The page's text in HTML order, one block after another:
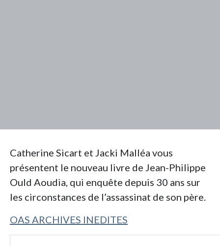
Catherine Sicart et Jacki Malléa vous
présentent le nouveau livre de Jean-Philippe
Ould Aoudia, qui enquête depuis 30 ans sur
les circonstances de l’assassinat de son père.
OAS ARCHIVES INEDITES